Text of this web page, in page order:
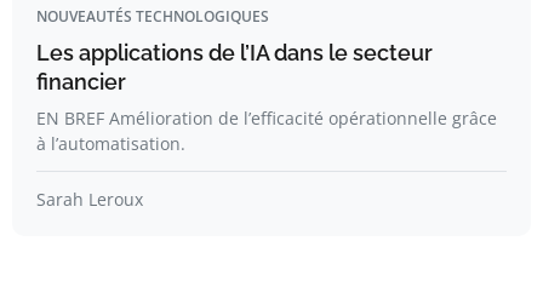
NOUVEAUTÉS TECHNOLOGIQUES
Les applications de l’IA dans le secteur
financier
EN BREF Amélioration de l’efficacité opérationnelle grâce
à l’automatisation.
Sarah Leroux